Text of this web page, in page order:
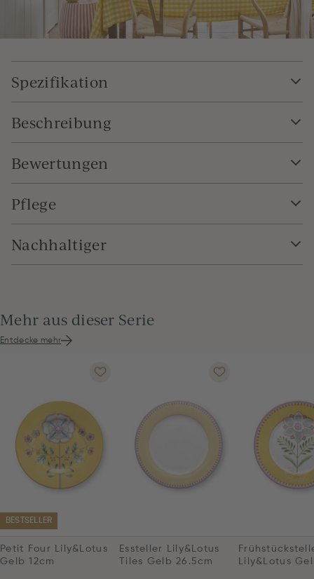
Spezifikation
Beschreibung
Bewertungen
Pflege
Nachhaltiger
Mehr aus dieser Serie
Entdecke mehr
BESTSELLER
Petit Four Lily&Lotus
Gelb 12cm
Essteller Lily&Lotus
Tiles Gelb 26.5cm
Lily&Lotus